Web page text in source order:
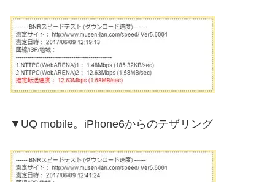
▼UQ mobile。iPhone6からのテザリング